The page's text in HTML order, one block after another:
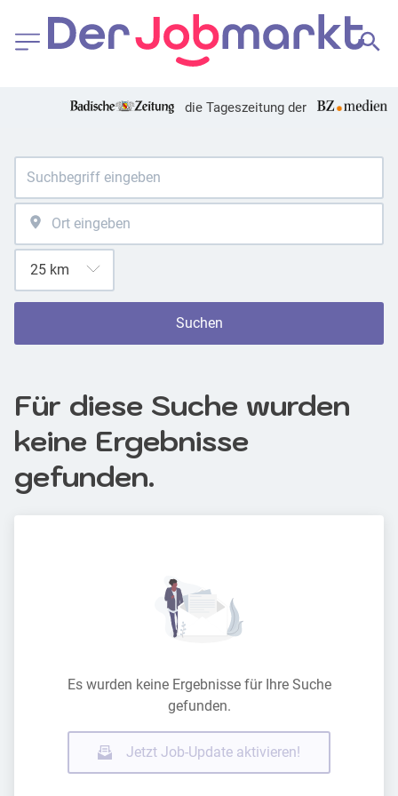
die Tageszeitung der
Suchen
Für diese Suche wurden
keine Ergebnisse
gefunden.
Es wurden keine Ergebnisse für Ihre Suche
gefunden.
Jetzt Job-Update aktivieren!